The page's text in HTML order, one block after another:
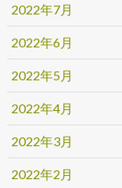
2022年7月
2022年6月
2022年5月
2022年4月
2022年3月
2022年2月